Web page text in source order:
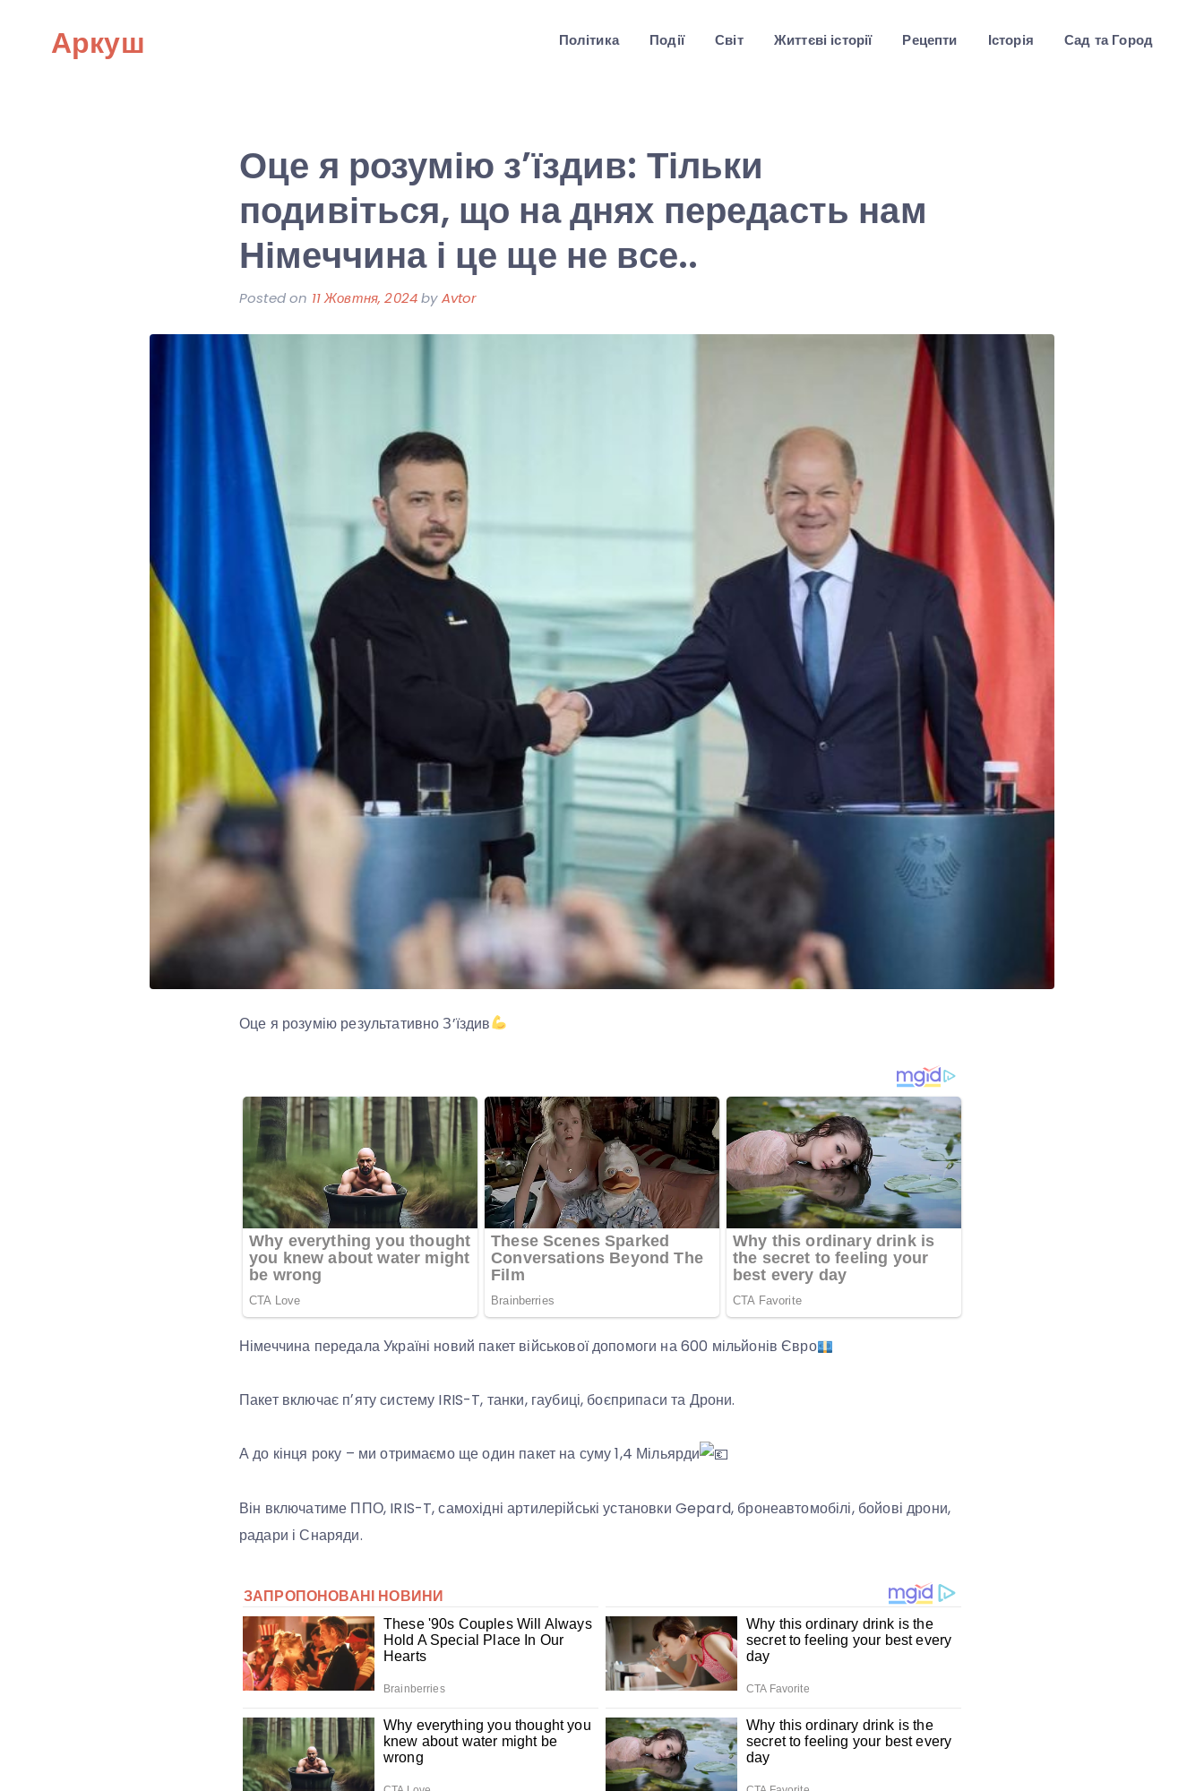
Аркуш Політика Події Світ Життєві історії Рецепти Історія Сад та Город
Оце я розумію з’їздив: Тільки
подивіться, що на днях передасть нам
Німеччина і це ще не все..
Posted on 11 Жовтня, 2024byAvtor
Оце я розумію результативно З’їздив
Німеччина передала Україні новий пакет військової допомоги на 600 мільйонів Євро
Пакет включає пʼяту систему IRIS-T, танки, гаубиці, боєприпаси та Дрони.
А до кінця року – ми отримаємо ще один пакет на суму 1,4 Мільярди
Він включатиме ППО, IRIS-T, самохідні артилерійські установки Gepard, бронеавтомобілі, бойові дрони,
радари і Снаряди.